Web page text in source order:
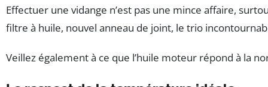
Effectuer une vidange n’est pas une mince affaire,
filtre à huile, nouvel anneau de joint, le trio
Veillez également à ce que l’huile moteur répond à la